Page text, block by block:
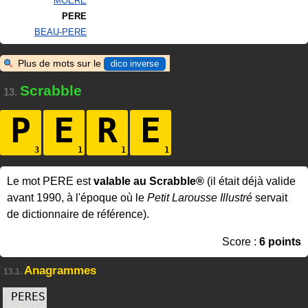
PERE
BEAU-PERE
Plus de mots sur le dico inverse
13. Scrabble
P E R E
Le mot PERE estvalable au Scrabble® (il était déjà valide
avant 1990, à l'époque où le Petit Larousse Illustré servait
de dictionnaire de référence).
Score : 6 points
13.1. Anagrammes
PERES